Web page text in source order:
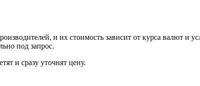
и их стоимость зависит от курса валют и
под запрос.
и сразу уточнят цену.